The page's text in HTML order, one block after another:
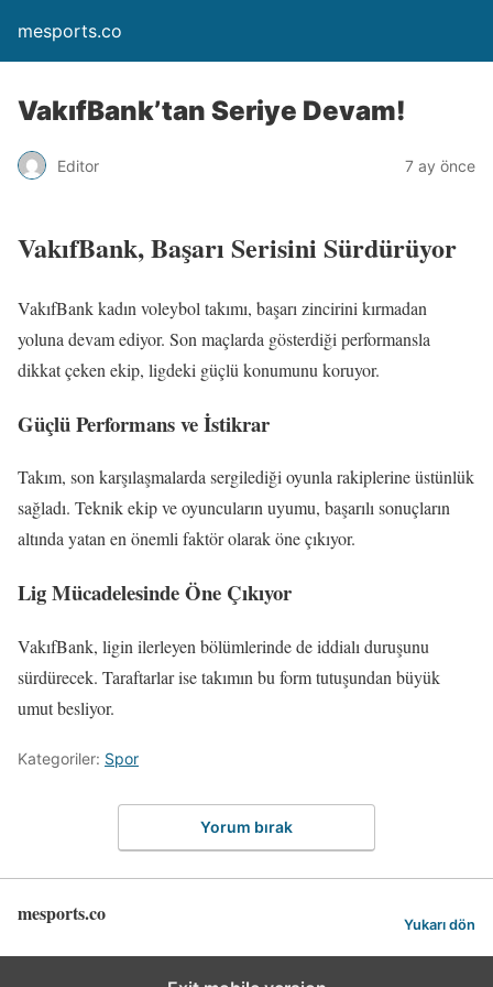
mesports.co
VakıfBank’tan Seriye Devam!
Editor 7 ay önce
VakıfBank, Başarı Serisini Sürdürüyor
VakıfBank kadın voleybol takımı, başarı zincirini kırmadan
yoluna devam ediyor. Son maçlarda gösterdiği performansla
dikkat çeken ekip, ligdeki güçlü konumunu koruyor.
Güçlü Performans ve İstikrar
Takım, son karşılaşmalarda sergilediği oyunla rakiplerine üstünlük
sağladı. Teknik ekip ve oyuncuların uyumu, başarılı sonuçların
altında yatan en önemli faktör olarak öne çıkıyor.
Lig Mücadelesinde Öne Çıkıyor
VakıfBank, ligin ilerleyen bölümlerinde de iddialı duruşunu
sürdürecek. Taraftarlar ise takımın bu form tutuşundan büyük
umut besliyor.
Kategoriler: Spor
Yorum bırak
mesports.co Yukarı dön